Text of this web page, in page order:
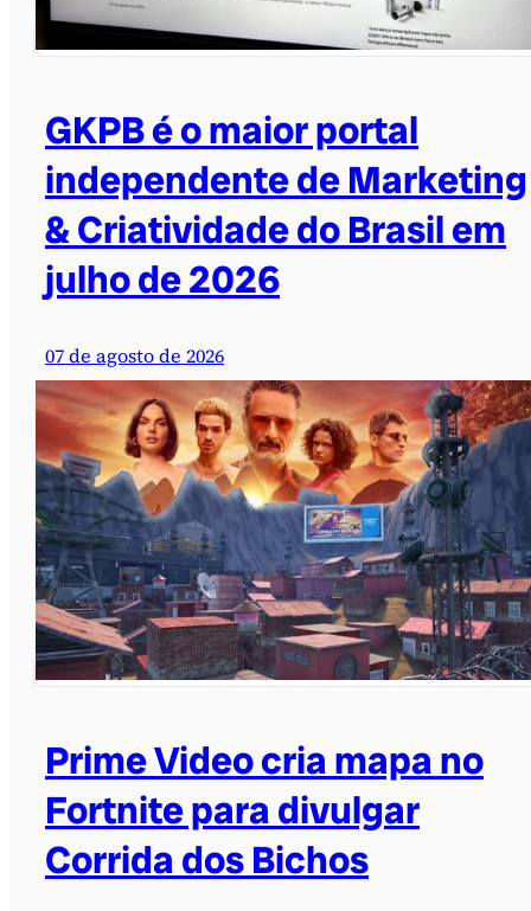
GKPB é o maior portal
independente de Marketing
& Criatividade do Brasil em
julho de 2026
07 de agosto de 2026
Prime Video cria mapa no
Fortnite para divulgar
Corrida dos Bichos